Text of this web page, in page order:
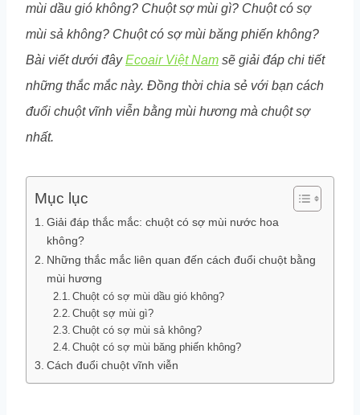
mùi dầu gió không? Chuột sợ mùi gì? Chuột có sợ
mùi sả không? Chuột có sợ mùi băng phiến không?
Bài viết dưới đâyEcoair Việt Nam sẽ giải đáp chi tiết
những thắc mắc này. Đồng thời chia sẻ với bạn cách
đuổi chuột vĩnh viễn bằng mùi hương mà chuột sợ
nhất.
Mục lục
Giải đáp thắc mắc: chuột có sợ mùi nước hoa
không?
Những thắc mắc liên quan đến cách đuổi chuột bằng
mùi hương
Chuột có sợ mùi dầu gió không?
Chuột sợ mùi gì?
Chuột có sợ mùi sả không?
Chuột có sợ mùi băng phiến không?
Cách đuổi chuột vĩnh viễn